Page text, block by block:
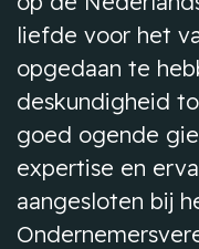
liefde voor het
opgedaan te
deskundigheid
goed ogende
expertise en
aangesloten bij